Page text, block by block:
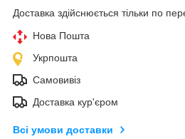
Доставка здійснюється тільки по
Нова Пошта
Укрпошта
Самовивіз
Доставка кур'єром
Всі умови доставки